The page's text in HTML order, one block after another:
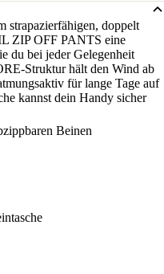
strapazierfähigen, doppelt
ZIP OFF PANTS eine
du bei jeder Gelegenheit
Struktur hält den Wind ab
für lange Tage auf
kannst dein Handy sicher
Beinen